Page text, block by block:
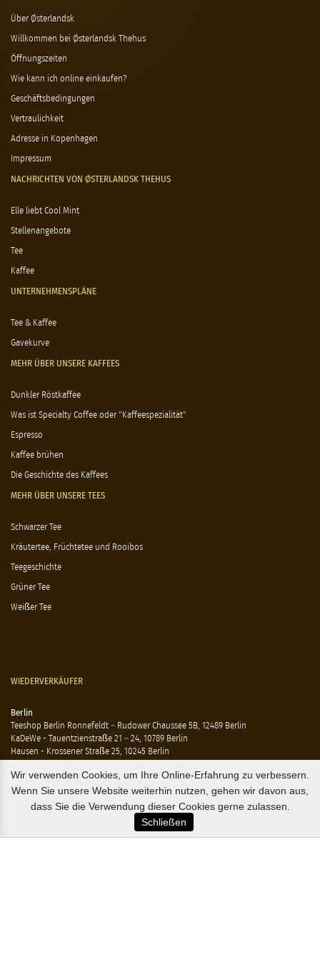
Über Østerlandsk
Willkommen bei Østerlandsk Thehus
Öffnungszeiten
Wie kann ich online einkaufen?
Geschäftsbedingungen
Vertraulichkeit
Adresse in Kopenhagen
Impressum
NACHRICHTEN VON ØSTERLANDSK THEHUS
Elle liebt Cool Mint
Stellenangebote
Tee
Kaffee
UNTERNEHMENSPLÄNE
Tee & Kaffee
Gavekurve
MEHR ÜBER UNSERE KAFFEES
Dunkler Röstkaffee
Was ist Specialty Coffee oder "Kaffeespezialität"
Espresso
Kaffee brühen
Die Geschichte des Kaffees
MEHR ÜBER UNSERE TEES
Schwarzer Tee
Kräutertee, Früchtetee und Rooibos
Teegeschichte
Grüner Tee
Weißer Tee
WIEDERVERKÄUFER
Berlin
Teeshop Berlin Ronnefeldt – Rudower Chaussee 5B, 12489 Berlin
KaDeWe - Tauentzienstraße 21 – 24, 10789 Berlin
Hausen - Krossener Straße 25, 10245 Berlin
Flensburg
Marzipan Im Hof – Rote Str. 18-20, 24937 Flensburg
Wir verwenden Cookies, um Ihre Online-Erfahrung zu verbessern.
Wenn Sie unsere Website weiterhin nutzen, gehen wir davon aus,
dass Sie die Verwendung dieser Cookies gerne zulassen.
Schließen